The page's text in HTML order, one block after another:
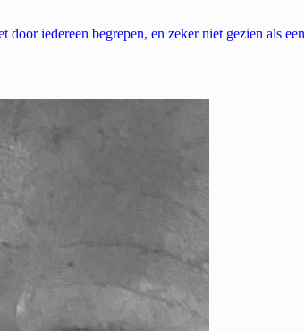
iedereen begrepen, en zeker niet gezien als een